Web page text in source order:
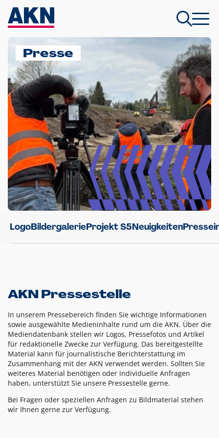
Presse
LogoBildergalerieProjekt S5Neuigkeiten
AKN Pressestelle
In unserem Pressebereich finden Sie wichtige Informationen
sowie ausgewählte Medieninhalte rund um die AKN. Über die
Mediendatenbank stellen wir Logos, Pressefotos und Artikel
für redaktionelle Zwecke zur Verfügung. Das bereitgestellte
Material kann für journalistische Berichterstattung im
Zusammenhang mit der AKN verwendet werden. Sollten Sie
weiteres Material benötigen oder individuelle Anfragen
haben, unterstützt Sie unsere Pressestelle gerne.
Bei Fragen oder speziellen Anfragen zu Bildmaterial stehen
wir Ihnen gerne zur Verfügung.